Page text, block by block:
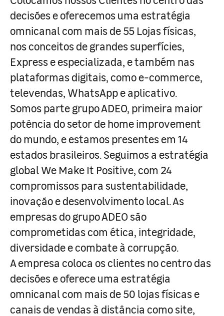
decisões e oferecemos uma estratégia
omnicanal com mais de 55 Lojas físicas,
nos conceitos de grandes superfícies,
Express e especializada, e também nas
plataformas digitais, como e-commerce,
televendas, WhatsApp e aplicativo.
Somos parte grupo ADEO, primeira maior
potência do setor de home improvement
do mundo, e estamos presentes em 14
estados brasileiros. Seguimos a estratégia
global We Make It Positive, com 24
compromissos para sustentabilidade,
inovação e desenvolvimento local. As
empresas do grupo ADEO são
comprometidas com ética, integridade,
diversidade e combate à corrupção.
A empresa coloca os clientes no centro das
decisões e oferece uma estratégia
omnicanal com mais de 50 lojas físicas e
canais de vendas à distância como site,